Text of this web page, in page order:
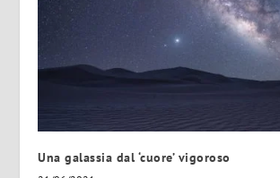
Una galassia dal ‘cuore’ vigoroso